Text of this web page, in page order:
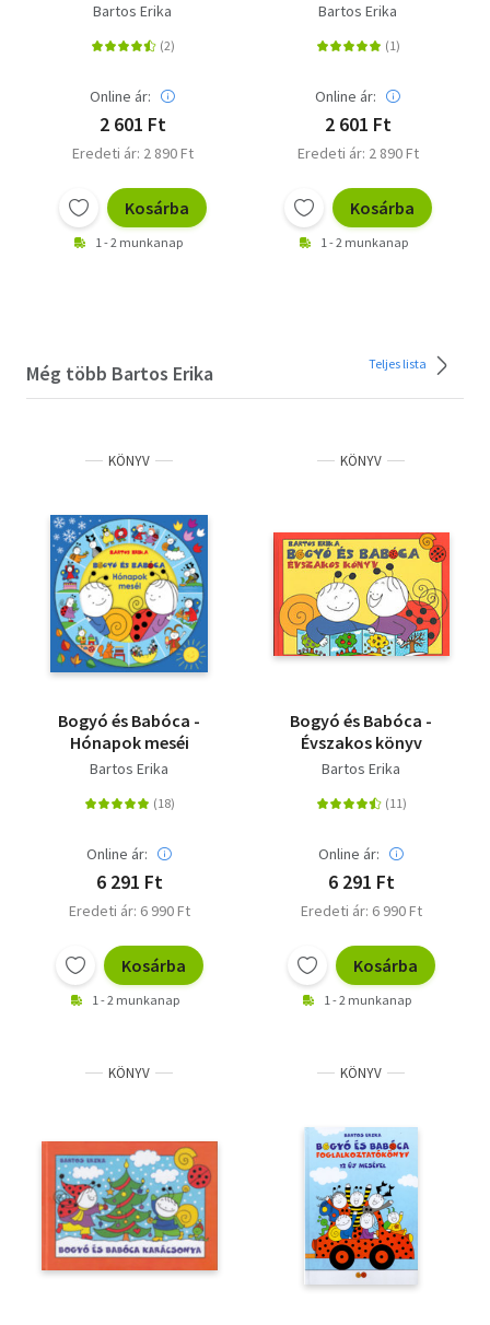
Bartos Erika
Online ár:
2 601 Ft
Eredeti ár: 2 890 Ft
Kosárba
1 - 2 munkanap
Bartos Erika
Online ár:
2 601 Ft
Eredeti ár: 2 890 Ft
Kosárba
1 - 2 munkanap
Még több Bartos Erika Teljes lista
KÖNYV
Bogyó és Babóca -
Hónapok meséi
Bartos Erika
Online ár:
6 291 Ft
Eredeti ár: 6 990 Ft
Kosárba
1 - 2 munkanap
KÖNYV
Bogyó és Babóca -
Évszakos könyv
Bartos Erika
Online ár:
6 291 Ft
Eredeti ár: 6 990 Ft
Kosárba
1 - 2 munkanap
KÖNYV KÖNYV